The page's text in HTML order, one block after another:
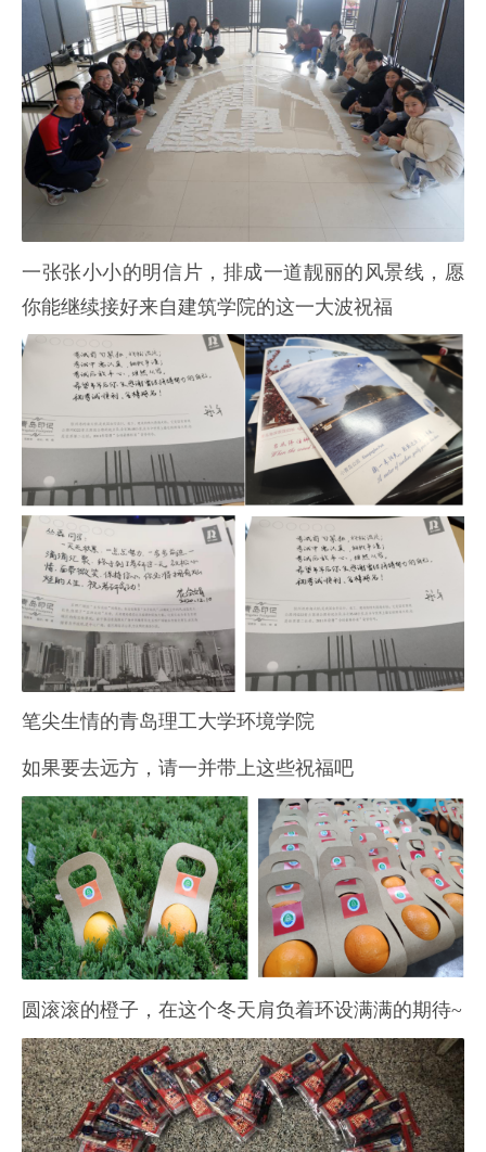
一张张小小的明信片，排成一道靓丽的风景线，愿
你能继续接好来自建筑学院的这一大波祝福
笔尖生情的青岛理工大学环境学院
如果要去远方，请一并带上这些祝福吧
圆滚滚的橙子，在这个冬天肩负着环设满满的期待~